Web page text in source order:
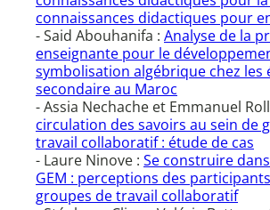
connaissances didactiques pour
- Said Abouhanifa : Analyse de la
enseignante pour le
symbolisation algébrique chez les
secondaire au Maroc
- Assia Nechache et Emmanuel
circulation des savoirs au sein de
travail collaboratif : étude de cas
- Laure Ninove : Se construire
GEM : perceptions des
groupes de travail collaboratif